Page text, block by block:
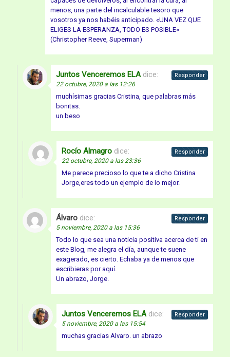
menos, una parte del incalculable tesoro que
vosotros ya nos habéis anticipado. «UNA VEZ QUE
ELIGES LA ESPERANZA, TODO ES POSIBLE»
(Christopher Reeve, Superman)
Juntos Venceremos ELA dice:
22 octubre, 2020 a las 12:26
muchísimas gracias Cristina, que palabras más
bonitas.
un beso
Responder
Rocío Almagro dice:
22 octubre, 2020 a las 23:36
Me parece precioso lo que te a dicho Cristina
Jorge,eres todo un ejemplo de lo mejor.
Responder
Álvaro dice:
5 noviembre, 2020 a las 15:36
Todo lo que sea una noticia positiva acerca de ti en
este Blog, me alegra el día, aunque te suene
exagerado, es cierto. Echaba ya de menos que
escribieras por aquí.
Un abrazo, Jorge.
Responder
Juntos Venceremos ELA dice:
5 noviembre, 2020 a las 15:54
muchas gracias Alvaro. un abrazo
Responder